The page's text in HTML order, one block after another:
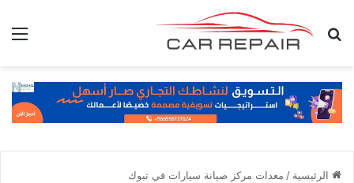
بحث عن
الرئيسية / معدات مركز صيانة سيارات في تبوك